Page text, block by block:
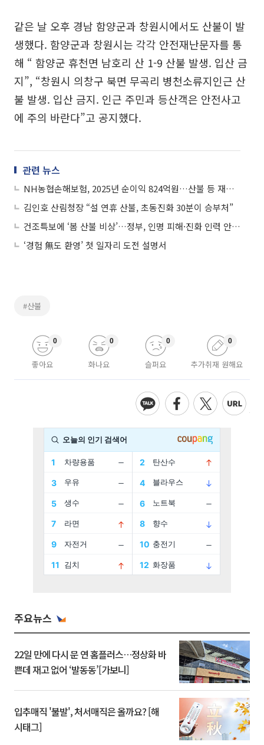
같은 날 오후 경남 함양군과 창원시에서도 산불이 발
생했다. 함양군과 창원시는 각각 안전재난문자를 통
해 “ 함양군 휴천면 남호리 산 1-9 산불 발생. 입산 금
지”, “창원시 의창구 북면 무곡리 병천소류지인근 산
불 발생. 입산 금지. 인근 주민과 등산객은 안전사고
에 주의 바란다”고 공지했다.
관련 뉴스
NH농협손해보험, 2025년 순이익 824억원…산불 등 재해 여파에 전년 比 20.5%↓
김인호 산림청장 “설 연휴 산불, 초동진화 30분이 승부처”
건조특보에 ‘봄 산불 비상’…정부, 인명 피해·진화 인력 안전 총점검
‘경험 無도 환영’ 첫 일자리 도전 설명서
#산불
좋아요
0
화나요
0
슬퍼요
0
추가취재 원해요
0
주요뉴스
22일 만에 다시 문 연 홈플러스…정상화 바
쁜데 재고 없어 ‘발동동’[가보니]
입추매직 '불발', 처서매직은 올까요? [해
시태그]